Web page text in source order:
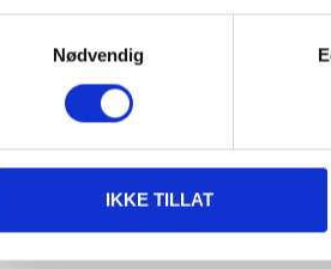
Nødvendig
IKKE TILLAT
,-
Flatsikring LED, Midi, 30
3490